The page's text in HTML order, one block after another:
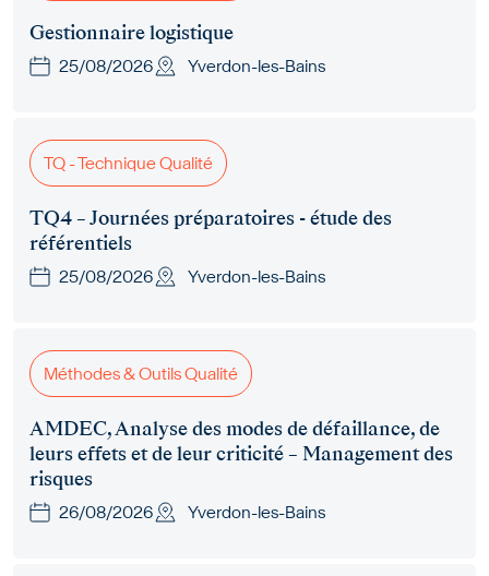
Gestionnaire logistique
25/08/2026 Yverdon-les-Bains
TQ - Technique Qualité
TQ4 – Journées préparatoires - étude des
référentiels
25/08/2026 Yverdon-les-Bains
Méthodes & Outils Qualité
AMDEC, Analyse des modes de défaillance, de
leurs effets et de leur criticité – Management des
risques
26/08/2026 Yverdon-les-Bains